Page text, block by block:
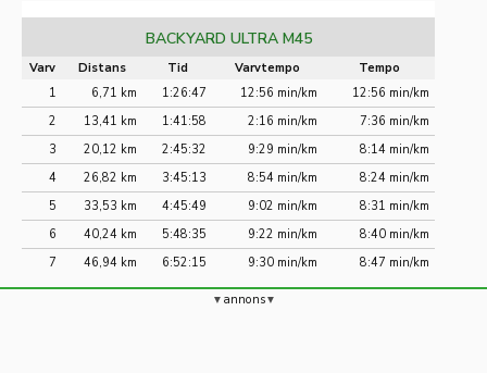
BACKYARD ULTRA M45
Varv Distans Tid Varvtempo
Tempo
1
6,71 km 1:26:47 12:56 min/km
12:56 min/km
2
13,41 km 1:41:58 2:16 min/km
7:36 min/km
3
20,12 km 2:45:32 9:29 min/km
8:14 min/km
4
26,82 km 3:45:13 8:54 min/km
8:24 min/km
5
33,53 km 4:45:49 9:02 min/km
8:31 min/km
6
40,24 km 5:48:35 9:22 min/km
8:40 min/km
7
46,94 km 6:52:15 9:30 min/km 8:47 min/km
annons